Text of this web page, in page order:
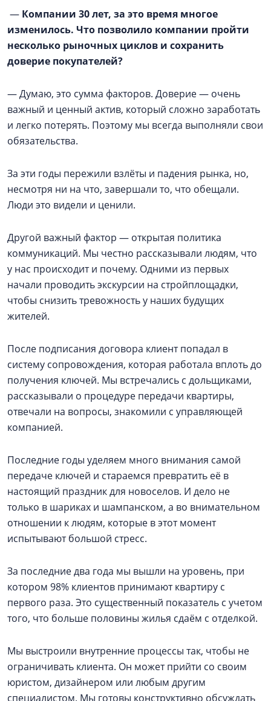
— Компании 30 лет, за это время многое
изменилось. Что позволило компании пройти
несколько рыночных циклов и сохранить
доверие покупателей?
— Думаю, это сумма факторов. Доверие — очень
важный и ценный актив, который сложно заработать
и легко потерять. Поэтому мы всегда выполняли свои
обязательства.
За эти годы пережили взлёты и падения рынка, но,
несмотря ни на что, завершали то, что обещали.
Люди это видели и ценили.
Другой важный фактор — открытая политика
коммуникаций. Мы честно рассказывали людям, что
у нас происходит и почему. Одними из первых
начали проводить экскурсии на стройплощадки,
чтобы снизить тревожность у наших будущих
жителей.
После подписания договора клиент попадал в
систему сопровождения, которая работала вплоть до
получения ключей. Мы встречались с дольщиками,
рассказывали о процедуре передачи квартиры,
отвечали на вопросы, знакомили с управляющей
компанией.
Последние годы уделяем много внимания самой
передаче ключей и стараемся превратить её в
настоящий праздник для новоселов. И дело не
только в шариках и шампанском, а во внимательном
отношении к людям, которые в этот момент
испытывают большой стресс.
За последние два года мы вышли на уровень, при
котором 98% клиентов принимают квартиру с
первого раза. Это существенный показатель с учетом
того, что больше половины жилья сдаём с отделкой.
Мы выстроили внутренние процессы так, чтобы не
ограничивать клиента. Он может прийти со своим
юристом, дизайнером или любым другим
специалистом. Мы готовы конструктивно обсуждать